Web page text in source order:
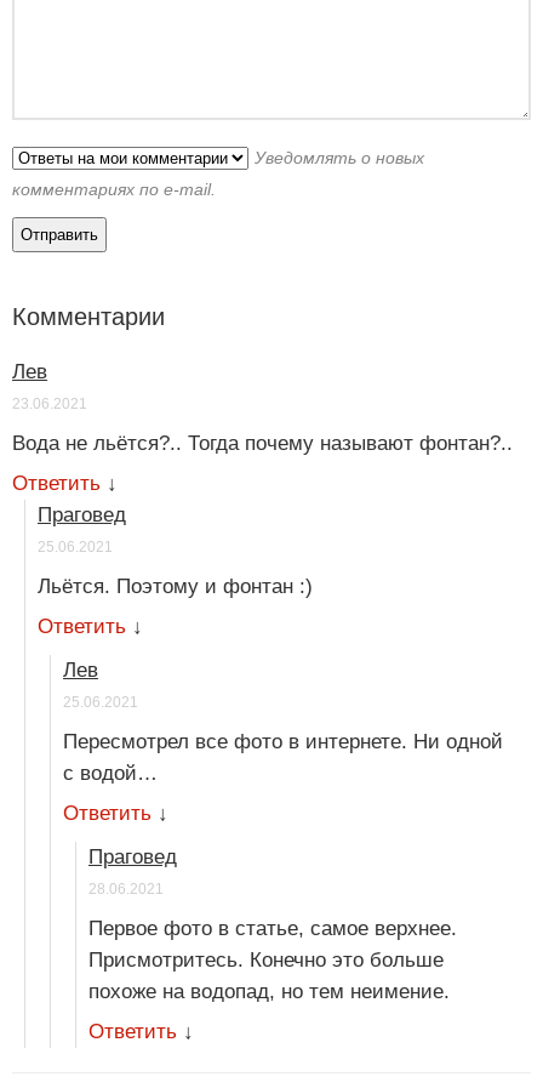
Уведомлять о новых
комментариях по e-mail.
Комментарии
Лев
23.06.2021
Вода не льётся?.. Тогда почему называют фонтан?..
Ответить ↓
Праговед
25.06.2021
Льётся. Поэтому и фонтан :)
Ответить ↓
Лев
25.06.2021
Пересмотрел все фото в интернете. Ни одной
с водой…
Ответить ↓
Праговед
28.06.2021
Первое фото в статье, самое верхнее.
Присмотритесь. Конечно это больше
похоже на водопад, но тем неимение.
Ответить ↓